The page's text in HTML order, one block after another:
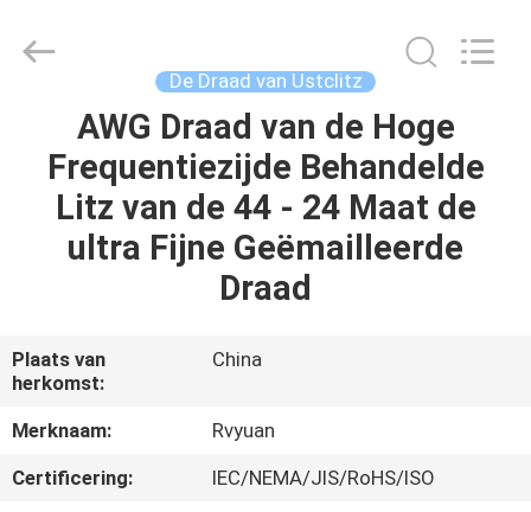
PRODUCTEN
ONGEVEER
ONS
FABRIEKSREIS
Material
Co,.Ltd.
De Draad van Ustclitz
AWG Draad van de Hoge
Frequentiezijde Behandelde
Litz van de 44 - 24 Maat de
ultra Fijne Geëmailleerde
Draad
Plaats van
herkomst:
China
Merknaam:
Rvyuan
Certificering:
IEC/NEMA/JIS/RoHS/ISO